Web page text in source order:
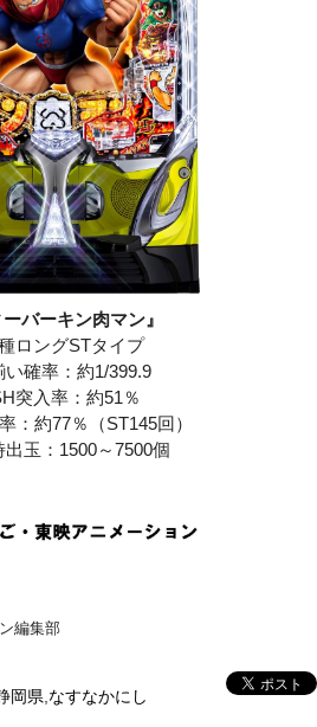
ーバーキン肉マン』
ロングSTタイプ
い確率：約1/399.9
突入率：約51％
：約77％（ST145回）
玉：1500～7500個
編集部
岡県,なすなかにし